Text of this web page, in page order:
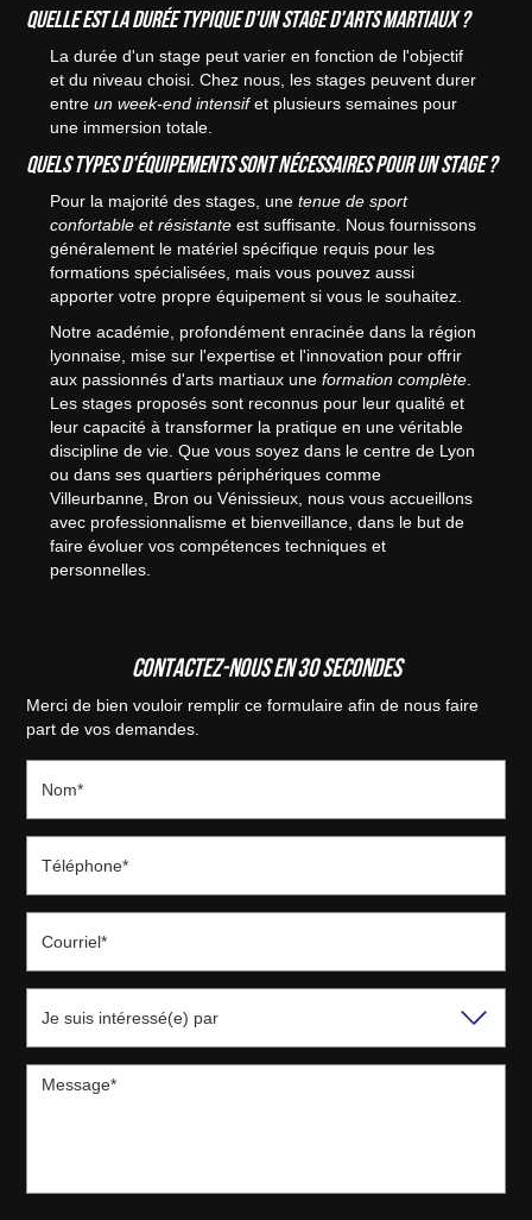
Quelle est la durée typique d'un stage d'arts martiaux ?
La durée d'un stage peut varier en fonction de l'objectif
et du niveau choisi. Chez nous, les stages peuvent durer
entreun week-end intensifet plusieurs semaines pour
une immersion totale.
Quels types d'équipements sont nécessaires pour un stage ?
Pour la majorité des stages, unetenue de sport
confortable et résistante est suffisante. Nous fournissons
généralement le matériel spécifique requis pour les
formations spécialisées, mais vous pouvez aussi
apporter votre propre équipement si vous le souhaitez.
Notre académie, profondément enracinée dans la région
lyonnaise, mise sur l'expertise et l'innovation pour offrir
aux passionnés d'arts martiaux uneformation complète.
Les stages proposés sont reconnus pour leur qualité et
leur capacité à transformer la pratique en une véritable
discipline de vie. Que vous soyez dans le centre de Lyon
ou dans ses quartiers périphériques comme
Villeurbanne, Bron ou Vénissieux, nous vous accueillons
avec professionnalisme et bienveillance, dans le but de
faire évoluer vos compétences techniques et
personnelles.
Contactez-nous en 30 secondes
Merci de bien vouloir remplir ce formulaire afin de nous faire
part de vos demandes.